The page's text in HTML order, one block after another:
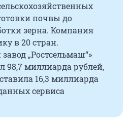
почвы до
зерна. Компания
в 20 стран.
„Ростсельмаш“»
98,7 миллиардарублей,
16,3 миллиарда
сервиса